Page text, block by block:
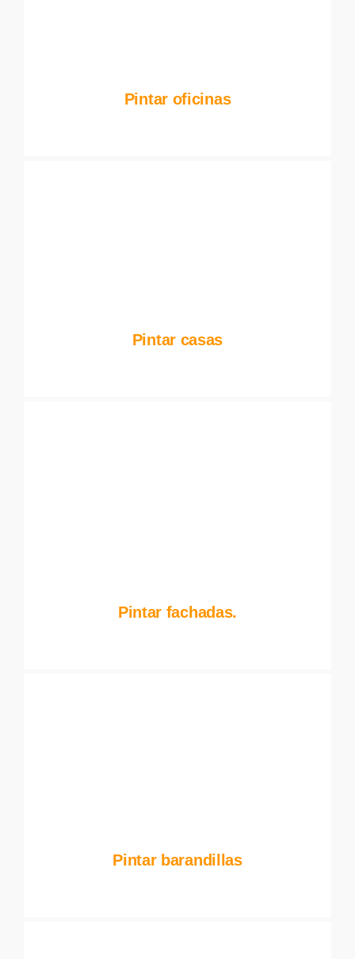
Pintar oficinas
Pintar casas
Pintar fachadas.
Pintar barandillas